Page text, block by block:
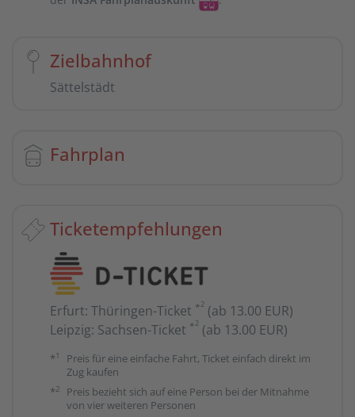
Zielbahnhof
Sättelstädt
Fahrplan
Ticketempfehlungen
Erfurt: Thüringen-Ticket *2 (ab 13.00 EUR)
Leipzig: Sachsen-Ticket *2 (ab 13.00 EUR)
*1
Preis für eine einfache Fahrt, Ticket einfach direkt im
Zug kaufen
*2
Preis bezieht sich auf eine Person bei der Mitnahme
von vier weiteren Personen